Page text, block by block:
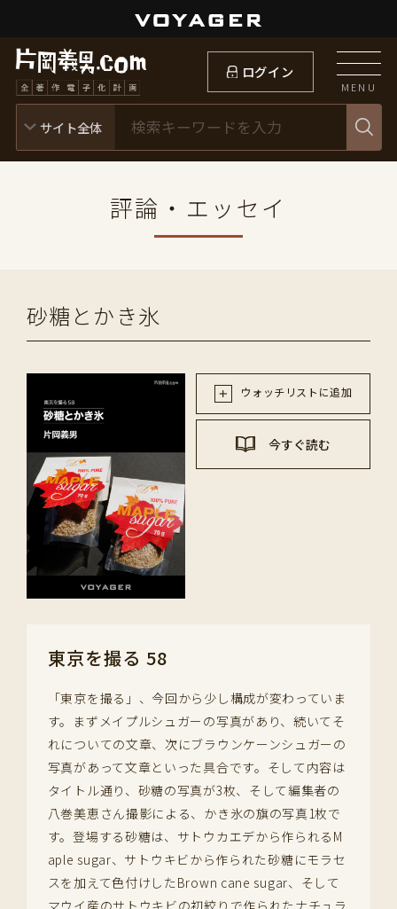
ログイン
MENU
評論・エッセイ
砂糖とかき氷
ウォッチリストに追加
今すぐ読む
東京を撮る 58
「東京を撮る」、今回から少し構成が変わっていま
す。まずメイプルシュガーの写真があり、続いてそ
れについての文章、次にブラウンケーンシュガーの
写真があって文章といった具合です。そして内容は
タイトル通り、砂糖の写真が3枚、そして編集者の
八巻美恵さん撮影による、かき氷の旗の写真1枚で
す。登場する砂糖は、サトウカエデから作られるM
aple sugar、サトウキビから作られた砂糖にモラセ
スを加えて色付けしたBrown cane sugar、そして